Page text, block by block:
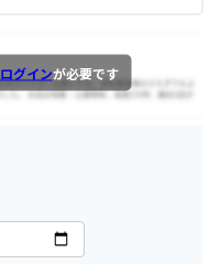
ログインが必要です